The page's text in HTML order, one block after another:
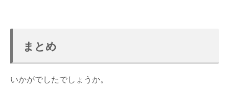
まとめ
いかがでしたでしょうか。